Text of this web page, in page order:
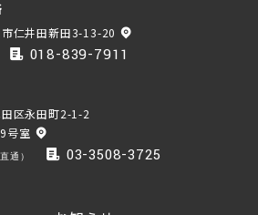
仁井田新田3-13-20
018-839-7911
区永田町2-1-2
号室
直通） 03-3508-3725